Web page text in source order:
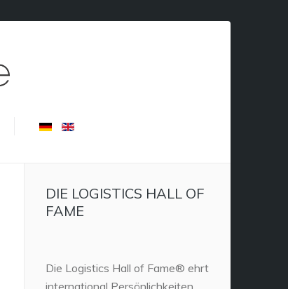
DIE LOGISTICS HALL OF
FAME
Die Logistics Hall of Fame® ehrt
international Persönlichkeiten,